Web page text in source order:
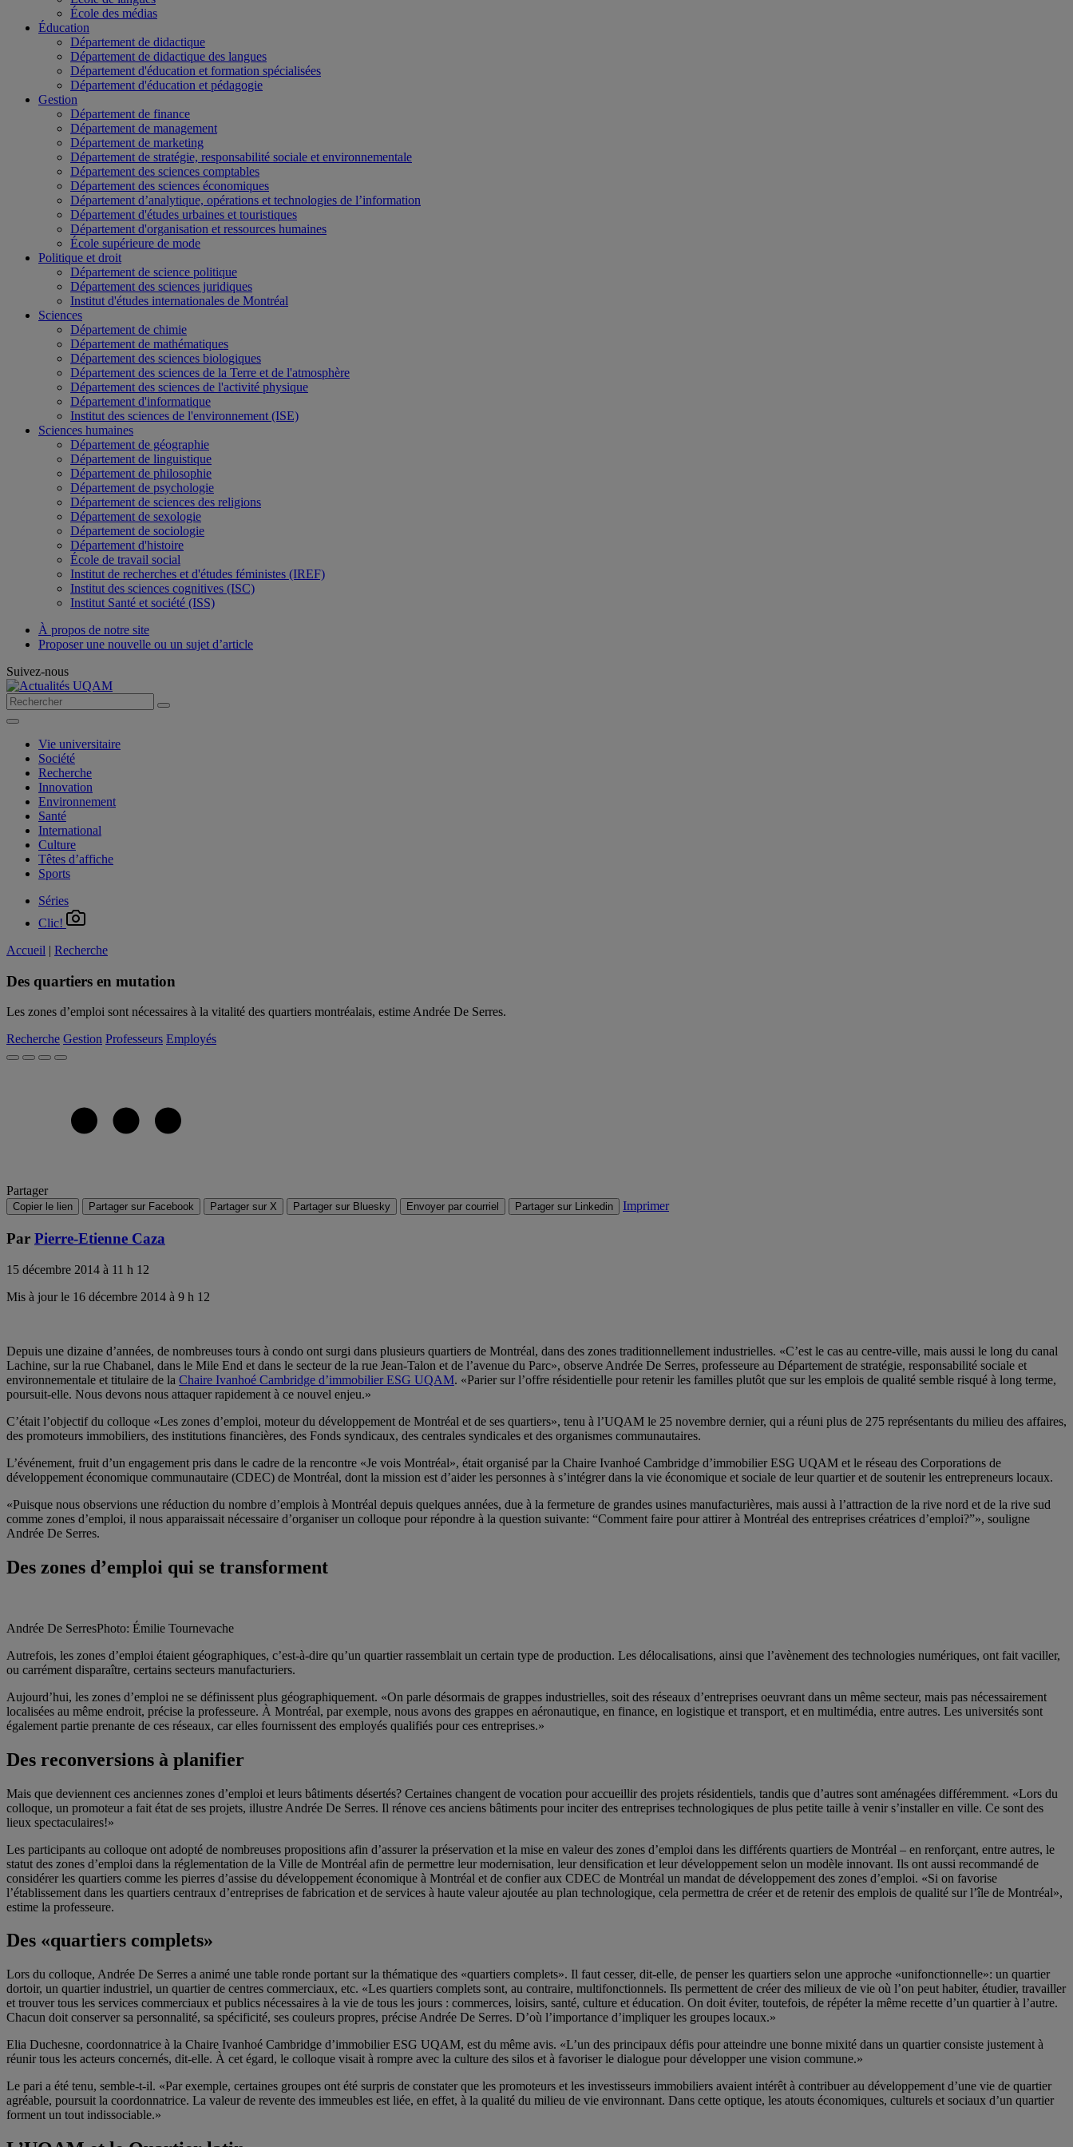
École des médias
Éducation
Département de didactique
Département de didactique des langues
Département d'éducation et formation spécialisées
Département d'éducation et pédagogie
Gestion
Département de finance
Département de management
Département de marketing
Département de stratégie, responsabilité sociale et environnementale
Département des sciences comptables
Département des sciences économiques
Département d’analytique, opérations et technologies de l’information
Département d'études urbaines et touristiques
Département d'organisation et ressources humaines
École supérieure de mode
Politique et droit
Département de science politique
Département des sciences juridiques
Institut d'études internationales de Montréal
Sciences
Département de chimie
Département de mathématiques
Département des sciences biologiques
Département des sciences de la Terre et de l'atmosphère
Département des sciences de l'activité physique
Département d'informatique
Institut des sciences de l'environnement (ISE)
Sciences humaines
Département de géographie
Département de linguistique
Département de philosophie
Département de psychologie
Département de sciences des religions
Département de sexologie
Département de sociologie
Département d'histoire
École de travail social
Institut de recherches et d'études féministes (IREF)
Institut des sciences cognitives (ISC)
Institut Santé et société (ISS)
À propos de notre site
Proposer une nouvelle ou un sujet d’article
Suivez-nous
Vie universitaire
Société
Recherche
Innovation
Environnement
Santé
International
Culture
Têtes d’affiche
Sports
Séries
Clic!
Accueil | Recherche
Des quartiers en mutation
Les zones d’emploi sont nécessaires à la vitalité des quartiers montréalais, estime Andrée De Serres.
Recherche Gestion Professeurs Employés
Partager
Copier le lien Partager sur Facebook Partager sur X Partager sur Bluesky Envoyer par courriel Partager sur Linkedin Imprimer
Par Pierre-Etienne Caza
15 décembre 2014 à 11 h 12
Mis à jour le 16 décembre 2014 à 9 h 12
Depuis une dizaine d’années, de nombreuses tours à condo ont surgi dans plusieurs quartiers de Montréal, dans des zones traditionnellement industrielles. «C’est le cas au centre-ville, mais aussi le long du canal
Lachine, sur la rue Chabanel, dans le Mile End et dans le secteur de la rue Jean-Talon et de l’avenue du Parc», observe Andrée De Serres, professeure au Département de stratégie, responsabilité sociale et
environnementale et titulaire de la Chaire Ivanhoé Cambridge d’immobilier ESG UQAM. «Parier sur l’offre résidentielle pour retenir les familles plutôt que sur les emplois de qualité semble risqué à long terme,
poursuit-elle. Nous devons nous attaquer rapidement à ce nouvel enjeu.»
C’était l’objectif du colloque «Les zones d’emploi, moteur du développement de Montréal et de ses quartiers», tenu à l’UQAM le 25 novembre dernier, qui a réuni plus de 275 représentants du milieu des affaires,
des promoteurs immobiliers, des institutions financières, des Fonds syndicaux, des centrales syndicales et des organismes communautaires.
L’événement, fruit d’un engagement pris dans le cadre de la rencontre «Je vois Montréal», était organisé par la Chaire Ivanhoé Cambridge d’immobilier ESG UQAM et le réseau des Corporations de
développement économique communautaire (CDEC) de Montréal, dont la mission est d’aider les personnes à s’intégrer dans la vie économique et sociale de leur quartier et de soutenir les entrepreneurs locaux.
«Puisque nous observions une réduction du nombre d’emplois à Montréal depuis quelques années, due à la fermeture de grandes usines manufacturières, mais aussi à l’attraction de la rive nord et de la rive sud
comme zones d’emploi, il nous apparaissait nécessaire d’organiser un colloque pour répondre à la question suivante: “Comment faire pour attirer à Montréal des entreprises créatrices d’emploi?”», souligne
Andrée De Serres.
Des zones d’emploi qui se transforment
Andrée De SerresPhoto: Émilie Tournevache
Autrefois, les zones d’emploi étaient géographiques, c’est-à-dire qu’un quartier rassemblait un certain type de production. Les délocalisations, ainsi que l’avènement des technologies numériques, ont fait vaciller,
ou carrément disparaître, certains secteurs manufacturiers.
Aujourd’hui, les zones d’emploi ne se définissent plus géographiquement. «On parle désormais de grappes industrielles, soit des réseaux d’entreprises oeuvrant dans un même secteur, mais pas nécessairement
localisées au même endroit, précise la professeure. À Montréal, par exemple, nous avons des grappes en aéronautique, en finance, en logistique et transport, et en multimédia, entre autres. Les universités sont
également partie prenante de ces réseaux, car elles fournissent des employés qualifiés pour ces entreprises.»
Des reconversions à planifier
Mais que deviennent ces anciennes zones d’emploi et leurs bâtiments désertés? Certaines changent de vocation pour accueillir des projets résidentiels, tandis que d’autres sont aménagées différemment. «Lors du
colloque, un promoteur a fait état de ses projets, illustre Andrée De Serres. Il rénove ces anciens bâtiments pour inciter des entreprises technologiques de plus petite taille à venir s’installer en ville. Ce sont des
lieux spectaculaires!»
Les participants au colloque ont adopté de nombreuses propositions afin d’assurer la préservation et la mise en valeur des zones d’emploi dans les différents quartiers de Montréal – en renforçant, entre autres, le
statut des zones d’emploi dans la réglementation de la Ville de Montréal afin de permettre leur modernisation, leur densification et leur développement selon un modèle innovant. Ils ont aussi recommandé de
considérer les quartiers comme les pierres d’assise du développement économique à Montréal et de confier aux CDEC de Montréal un mandat de développement des zones d’emploi. «Si on favorise
l’établissement dans les quartiers centraux d’entreprises de fabrication et de services à haute valeur ajoutée au plan technologique, cela permettra de créer et de retenir des emplois de qualité sur l’île de Montréal»,
estime la professeure.
Des «quartiers complets»
Lors du colloque, Andrée De Serres a animé une table ronde portant sur la thématique des «quartiers complets». Il faut cesser, dit-elle, de penser les quartiers selon une approche «unifonctionnelle»: un quartier
dortoir, un quartier industriel, un quartier de centres commerciaux, etc. «Les quartiers complets sont, au contraire, multifonctionnels. Ils permettent de créer des milieux de vie où l’on peut habiter, étudier, travailler
et trouver tous les services commerciaux et publics nécessaires à la vie de tous les jours : commerces, loisirs, santé, culture et éducation. On doit éviter, toutefois, de répéter la même recette d’un quartier à l’autre.
Chacun doit conserver sa personnalité, sa spécificité, ses couleurs propres, précise Andrée De Serres. D’où l’importance d’impliquer les groupes locaux.»
Elia Duchesne, coordonnatrice à la Chaire Ivanhoé Cambridge d’immobilier ESG UQAM, est du même avis. «L’un des principaux défis pour atteindre une bonne mixité dans un quartier consiste justement à
réunir tous les acteurs concernés, dit-elle. À cet égard, le colloque visait à rompre avec la culture des silos et à favoriser le dialogue pour développer une vision commune.»
Le pari a été tenu, semble-t-il. «Par exemple, certaines groupes ont été surpris de constater que les promoteurs et les investisseurs immobiliers avaient intérêt à contribuer au développement d’une vie de quartier
agréable, poursuit la coordonnatrice. La valeur de revente des immeubles est liée, en effet, à la qualité du milieu de vie environnant. Dans cette optique, les atouts économiques, culturels et sociaux d’un quartier
forment un tout indissociable.»